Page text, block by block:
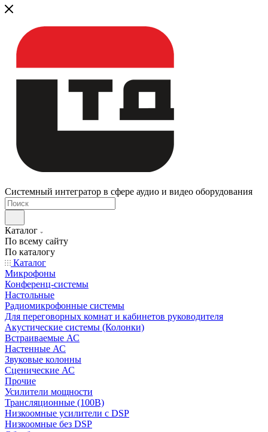
Системный интегратор в сфере аудио и видео оборудования
Каталог
По всему сайту
По каталогу
Каталог
Микрофоны
Конференц-системы
Настольные
Радиомикрофонные системы
Для переговорных комнат и кабинетов руководителя
Акустические системы (Колонки)
Встраиваемые АС
Настенные АС
Звуковые колонны
Сценические АС
Прочие
Усилители мощности
Трансляционные (100В)
Низкоомные усилители с DSP
Низкоомные без DSP